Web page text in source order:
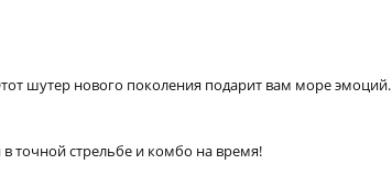
шутер нового поколения подарит вам море эмоций.
точной стрельбе и комбо на время!